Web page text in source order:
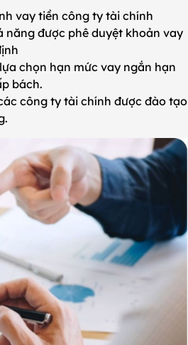
vay tiền công ty tài chính
năng được phê duyệt khoản vay
chọn hạn mức vay ngắn hạn
bách.
công ty tài chính được đào tạo